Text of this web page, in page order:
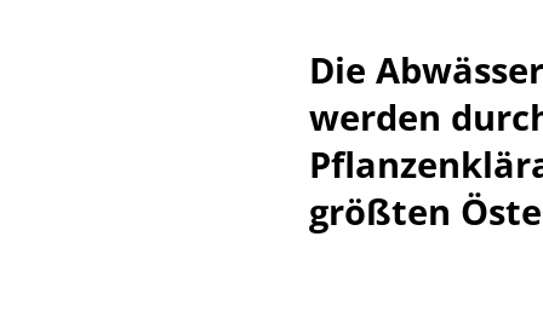
Die
werden
größten